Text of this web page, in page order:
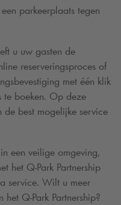
parkeerplaats tegen
u uw gasten de
reserveringsproces of
met één klik
te boeken. Op deze
best mogelijke service
een veilige omgeving,
het Q-Park Partnership
service. Wilt u meer
het Q-Park Partnership?